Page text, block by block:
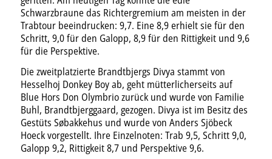
Schwarzbraune das Richtergremium am meisten in der
Trabtour beeindrucken: 9,7. Eine 8,9 erhielt sie für den
Schritt, 9,0 für den Galopp, 8,9 für den Rittigkeit und 9,6
für die Perspektive.
Die zweitplatzierte Brandtbjergs Divya stammt von
Hesselhoj Donkey Boy ab, geht mütterlicherseits auf
Blue Hors Don Olymbrio zurück und wurde von Familie
Buhl, Brandtbjerggaard, gezogen. Divya ist im Besitz des
Gestüts Søbakkehus und wurde von Anders Sjöbeck
Hoeck vorgestellt. Ihre Einzelnoten: Trab 9,5, Schritt 9,0,
Galopp 9,2, Rittigkeit 8,7 und Perspektive 9,6.